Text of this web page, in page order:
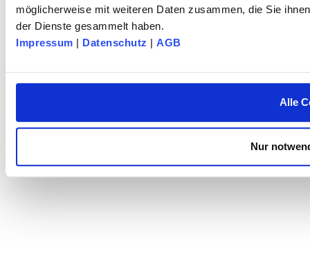
möglicherweise mit weiteren Daten zusammen, die Sie
der Dienste gesammelt haben.
Impressum | Datenschutz | AGB
Alle
Nur